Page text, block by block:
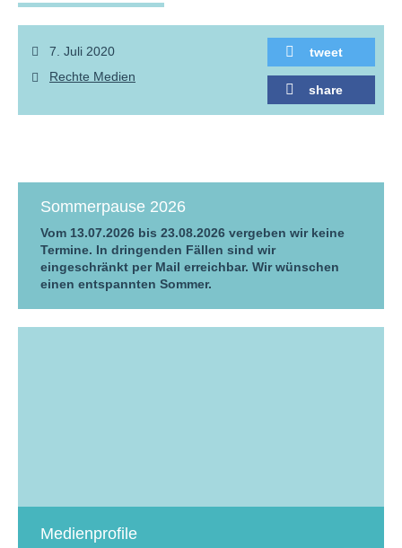
tweet
share
7. Juli 2020
Rechte Medien
Sommerpause 2026
Vom 13.07.2026 bis 23.08.2026 vergeben wir keine
Termine. In dringenden Fällen sind wir
eingeschränkt per Mail erreichbar. Wir wünschen
einen entspannten Sommer.
Medienprofile